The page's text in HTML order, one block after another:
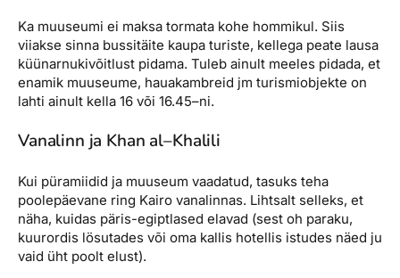
Ka muuseumi ei maksa tormata kohe hommikul. Siis
viiakse sinna bussitäite kaupa turiste, kellega peate lausa
küünarnukivõitlust pidama. Tuleb ainult meeles pidada, et
enamik muuseume, hauakambreid jm turismiobjekte on
lahti ainult kella 16 või 16.45–ni.
Vanalinn ja Khan al–Khalili
Kui püramiidid ja muuseum vaadatud, tasuks teha
poolepäevane ring Kairo vanalinnas. Lihtsalt selleks, et
näha, kuidas päris-egiptlased elavad (sest oh paraku,
kuurordis lösutades või oma kallis hotellis istudes näed ju
vaid üht poolt elust).